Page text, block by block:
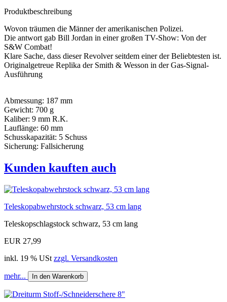
Produktbeschreibung
Wovon träumen die Männer der amerikanischen Polizei.
Die antwort gab Bill Jordan in einer großen TV-Show: Von der
S&W Combat!
Klare Sache, dass dieser Revolver seitdem einer der Beliebtesten ist.
Originalgetreue Replika der Smith & Wesson in der Gas-Signal-
Ausführung
Abmessung: 187 mm
Gewicht: 700 g
Kaliber: 9 mm R.K.
Lauflänge: 60 mm
Schusskapazität: 5 Schuss
Sicherung: Fallsicherung
Kunden kauften auch
Teleskopabwehrstock schwarz, 53 cm lang
Teleskopschlagstock schwarz, 53 cm lang
EUR 27,99
inkl. 19 % USt zzgl. Versandkosten
mehr... In den Warenkorb